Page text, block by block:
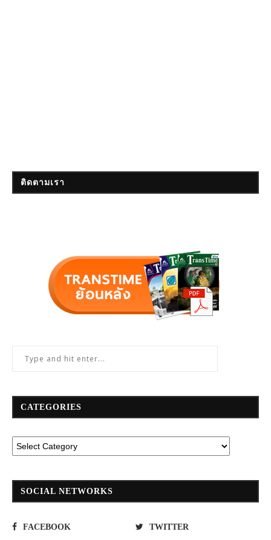
ติดตามเรา
CATEGORIES
SOCIAL NETWORKS
FACEBOOK TWITTER